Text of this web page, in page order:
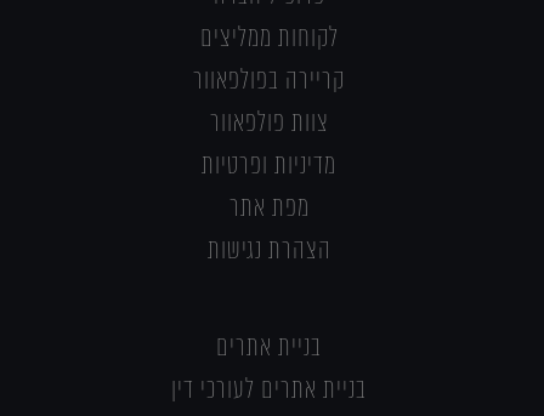
לקוחות ממליצים
קריירה בפולפאוור
צוות פולפאוור
מדיניות ופרטיות
מפת אתר
הצהרת נגישות
בניית אתרים
בניית אתרים לעורכי דין